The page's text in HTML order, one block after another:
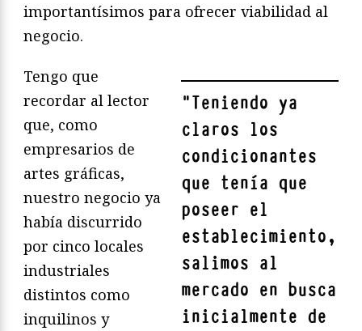
importantísimos para ofrecer viabilidad al
negocio.
"Teniendo ya
claros los
condicionantes
que tenía que
poseer el
establecimiento,
salimos al
mercado en busca
inicialmente de
Tengo que
recordar al lector
que, como
empresarios de
artes gráficas,
nuestro negocio ya
había discurrido
por cinco locales
industriales
distintos como
inquilinos y